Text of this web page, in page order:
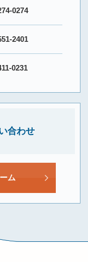
0274
2401
0231
合わせ
ム